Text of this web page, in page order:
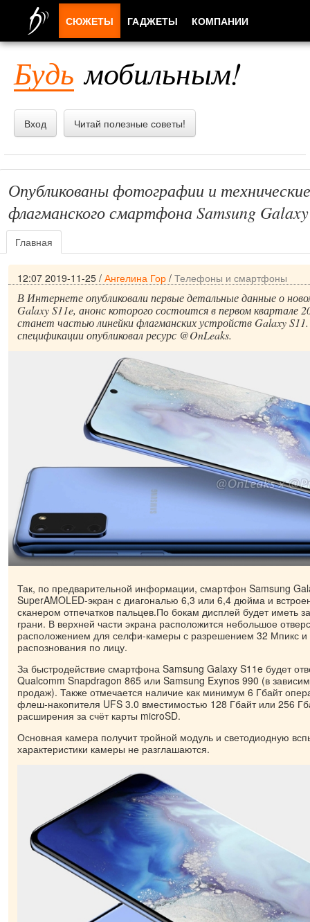
Будь мобильным!
Вход Читай полезные советы!
Опубликованы фотографии и
флагманского смартфона Samsung
Главная
12:07 2019-11-25 / Ангелина Гор / Телефоны и смартфоны
В Интернете опубликовали первые детальные данные о
Galaxy S11e, анонс которого состоится в первом квартале
станет частью линейки флагманских устройств Galaxy
спецификации опубликовал ресурс @OnLeaks.
Так, по предварительной информации, смартфон Samsung
SuperAMOLED-экран с диагональю 6,3 или 6,4 дюйма и
сканером отпечатков пальцев.По бокам дисплей будет иметь
грани. В верхней части экрана расположится небольшое
расположением для селфи-камеры с разрешением 32 Мпикс
распознования по лицу.
За быстродействие смартфона Samsung Galaxy S11e будет
Qualcomm Snapdragon 865 или Samsung Exynos 990 (в
продаж). Также отмечается наличие как минимум 6 Гбайт
флеш-накопителя UFS 3.0 вместимостью 128 Гбайт или 256
расширения за счёт карты microSD.
Основная камера получит тройной модуль и светодиодную
характеристики камеры не разглашаются.
СЮЖЕТЫ ГАДЖЕТЫ КОМПАНИИ
ПРИЛОЖЕНИЯ